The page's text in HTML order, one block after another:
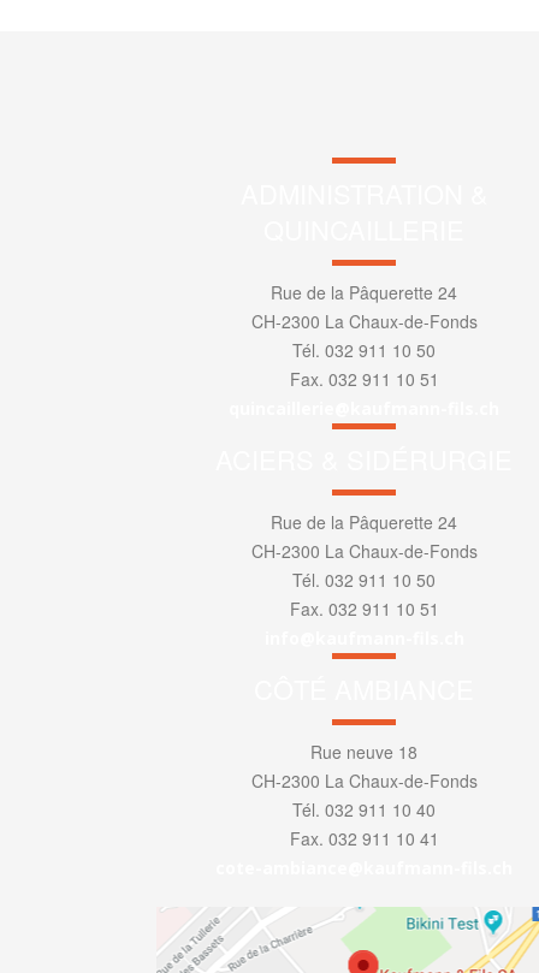
Rue de la Pâquerette 24
CH-2300 La Chaux-de-Fonds
Tél. 032 911 10 50
Fax. 032 911 10 51
Rue de la Pâquerette 24
CH-2300 La Chaux-de-Fonds
Tél. 032 911 10 50
Fax. 032 911 10 51
Rue neuve 18
CH-2300 La Chaux-de-Fonds
Tél. 032 911 10 40
Fax. 032 911 10 41